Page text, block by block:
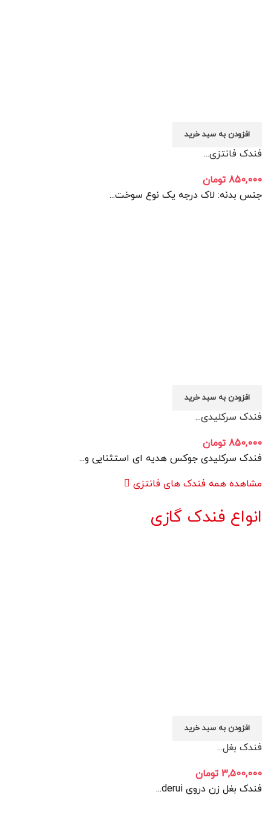
افزودن به سبد خرید
فندک فانتزی...
850,000 تومان
جنس بدنه: لاک درجه یک نوع سوخت...
افزودن به سبد خرید
فندک سرکلیدی...
850,000 تومان
فندک سرکلیدی جوکس هدیه ای استثنایی و...
مشاهده همه فندک های فانتزی
انواع فندک گازی
افزودن به سبد خرید
فندک بغل...
3,500,000 تومان
فندک بغل زن دروی derui...